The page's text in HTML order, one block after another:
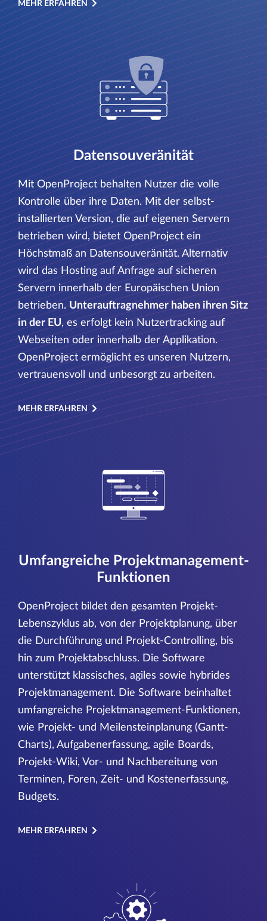
MEHR ERFAHREN
Datensouveränität
Mit OpenProject behalten Nutzer die volle
Kontrolle über ihre Daten. Mit der selbst-
installierten Version, die auf eigenen Servern
betrieben wird, bietet OpenProject ein
Höchstmaß an Datensouveränität. Alternativ
wird das Hosting auf Anfrage auf sicheren
Servern innerhalb der Europäischen Union
betrieben.Unterauftragnehmer haben ihren Sitz
in der EU, es erfolgt kein Nutzertracking auf
Webseiten oder innerhalb der Applikation.
OpenProject ermöglicht es unseren Nutzern,
vertrauensvoll und unbesorgt zu arbeiten.
MEHR ERFAHREN
Umfangreiche Projektmanagement-
Funktionen
OpenProject bildet den gesamten Projekt-
Lebenszyklus ab, von der Projektplanung, über
die Durchführung und Projekt-Controlling, bis
hin zum Projektabschluss. Die Software
unterstützt klassisches, agiles sowie hybrides
Projektmanagement. Die Software beinhaltet
umfangreiche Projektmanagement-Funktionen,
wie Projekt- und Meilensteinplanung (Gantt-
Charts), Aufgabenerfassung, agile Boards,
Projekt-Wiki, Vor- und Nachbereitung von
Terminen, Foren, Zeit- und Kostenerfassung,
Budgets.
MEHR ERFAHREN